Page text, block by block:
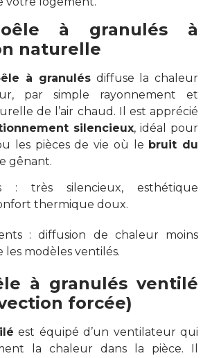
à granulés à
naturelle
à granulésdiffuse la chaleur
par simple rayonnement et
de l’air chaud. Il est apprécié
silencieux, idéal pour
les pièces de vie où le bruit du
gênant.
: très silencieux, esthétique
thermique doux.
: diffusion de chaleur moins
les modèles ventilés.
à granulés ventilé
forcée)
est équipé d’un ventilateur qui
la chaleur dans la pièce. Il